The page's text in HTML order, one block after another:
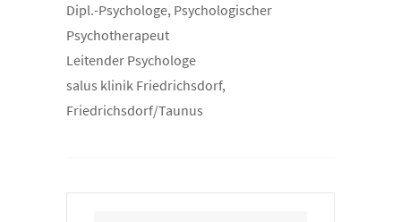
Dipl.-Psychologe, Psychologischer
Psychotherapeut
Leitender Psychologe
salus klinik Friedrichsdorf,
Friedrichsdorf/Taunus